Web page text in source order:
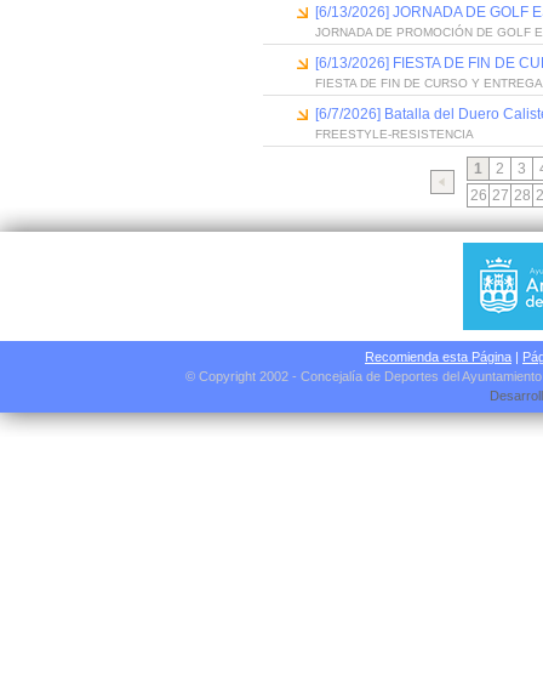
[6/13/2026] JORNADA DE GOLF
JORNADA DE PROMOCIÓN DE GOLF
[6/13/2026] FIESTA DE FIN DE
FIESTA DE FIN DE CURSO Y
[6/7/2026] Batalla del Duero
FREESTYLE-RESISTENCIA
1 2 3
26 27 28
Recomienda esta Página |
© Copyright 2002 - Concejalía de Deportes del